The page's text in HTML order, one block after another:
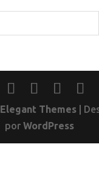
Elegant Themes|
por WordPress